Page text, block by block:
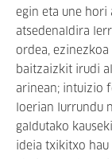
egin eta une hori
atsedenaldira
ordea,
baitzaizkit irudi
arinean; intuizio
loerian lurrundu
galdutako
ideia txikitxo